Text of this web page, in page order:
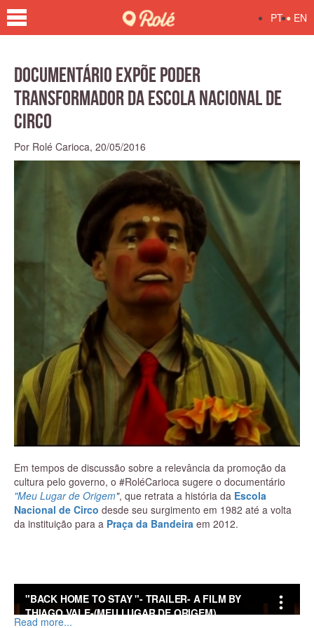
PT • EN
Documentário expõe poder
transformador da Escola Nacional de
Circo
Por Rolé Carioca, 20/05/2016
Em tempos de discussão sobre a relevância da promoção da
cultura pelo governo, o #RoléCarioca sugere o documentário
"Meu Lugar de Origem", que retrata a história da Escola
Nacional de Circo desde seu surgimento em 1982 até a volta
da instituição para a Praça da Bandeira em 2012.
Read more...